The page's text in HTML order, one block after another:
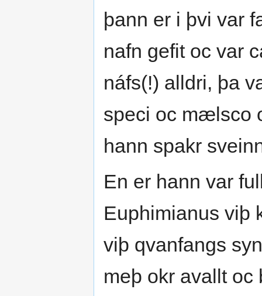
þann er i þvi var
nafn gefit oc var
náfs(!) alldri, þa
speci oc mælsco
hann spakr
En er hann var
Euphimianus viþ
viþ qvanfangs
meþ okr avallt